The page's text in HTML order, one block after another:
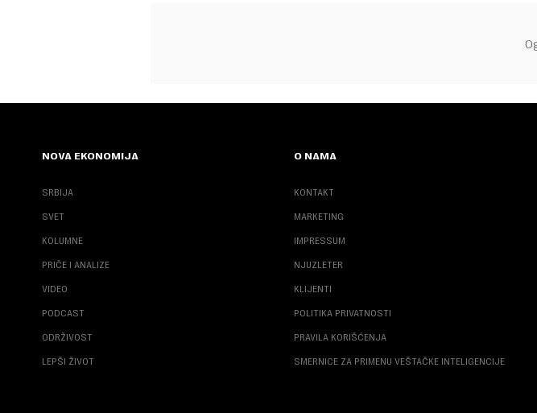
NOVA EKONOMIJA
SRBIJA
SVET
KOLUMNE
PRIČE I ANALIZE
VIDEO
PODCAST
ODRŽIVOST
LEPŠI ŽIVOT
O NAMA
KONTAKT
MARKETING
IMPRESSUM
NJUZLETER
KLIJENTI
POLITIKA PRIVATNOSTI
PRAVILA KORIŠĆENJA
SMERNICE ZA PRIMENU VEŠTAČKE INTELIGENCIJE